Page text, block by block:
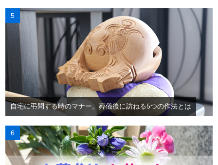
自宅に弔問する時のマナー。葬儀後に訪ねる5つの作法とは